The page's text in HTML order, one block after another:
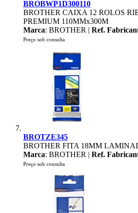
BROBWP1D300110
BROTHER CAIXA 12 ROLOS
PREMIUM 110MMx300M
Marca: BROTHER | Ref.
Preço sob consulta
BROTZE345
BROTHER FITA 18MM
Marca: BROTHER | Ref.
Preço sob consulta